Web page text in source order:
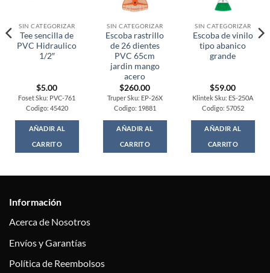
SIN CATEGORIZAR
Tee sencilla de
PVC Hidraulico
1/2″
$5.00
Foset Sku: PVC-761
Codigo: 45420
AÑADIR AL
CARRITO
SIN CATEGORIZAR
Escoba rastrillo
de 26 dientes
PVC 65cm
jardin mango
acero
$260.00
Truper Sku: EP-26X
Codigo: 19881
AÑADIR AL
CARRITO
SIN CATEGORIZAR
Escoba de vinilo
tipo abanico
grande
$59.00
Klintek Sku: ES-250A
Codigo: 57052
AÑADIR AL
CARRITO
Información
Acerca de Nosotros
Envíos y Garantías
Política de Reembolsos